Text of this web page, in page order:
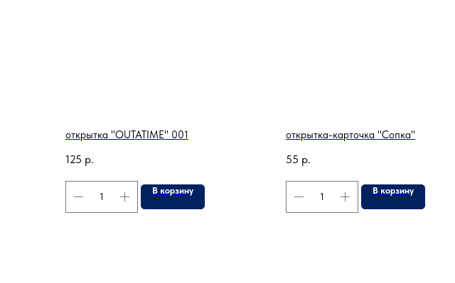
открытка "OUTATIME" 001
125 р.
В корзину
открытка-карточка "Сопка"
55 р.
В корзину